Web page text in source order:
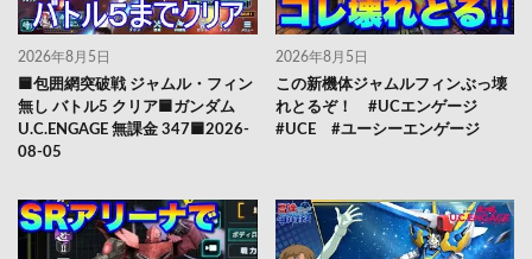
2026年8月5日
🟦包囲網突破戦 ジャムル・フィン
無し バトル5 クリア🟦ガンダム
U.C.ENGAGE 無課金 347🟦2026-
08-05
2026年8月5日
この新機体ジャムルフィンぶっ壊
れとるぞ！ #UCエンゲージ
#UCE #ユーシーエンゲージ